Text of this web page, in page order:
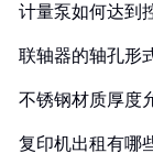
计量泵如何达到
联轴器的轴孔形
不锈钢材质厚度
复印机出租有哪